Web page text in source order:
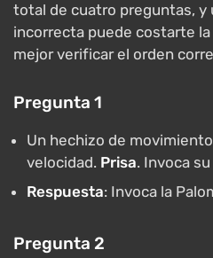
total de cuatro preguntas, y
incorrecta puede costarte
mejor verificar el orden
Pregunta 1
Un hechizo de
velocidad. Prisa. Invoca
Respuesta: Invoca la
Pregunta 2